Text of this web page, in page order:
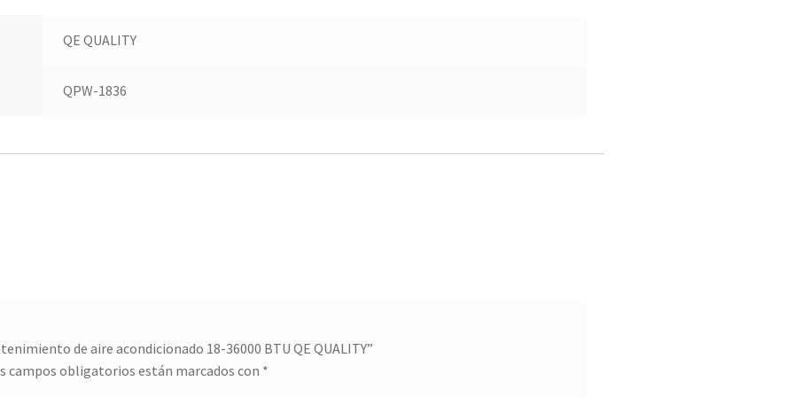
QE QUALITY
QPW-1836
de aire acondicionado 18-36000 BTU QE QUALITY”
campos obligatorios están marcados con *